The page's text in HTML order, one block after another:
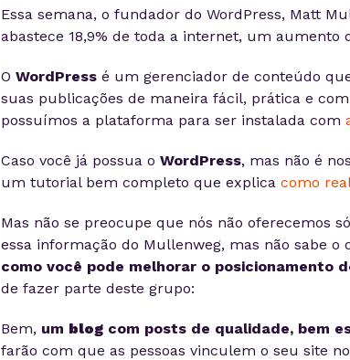
Essa semana, o fundador do WordPress, Matt
abastece 18,9% de toda a internet, um aumento
O WordPressé um gerenciador de conteúdo
suas publicações de maneira fácil, prática e
possuímos a plataforma para ser instalada com
Caso você já possua o WordPress, mas não é
um tutorial bem completo que explica como
Mas não se preocupe que nós não oferecemos
essa informação do Mullenweg, mas não sabe
como você pode melhorar o posicionamento
de fazer parte deste grupo:
Bem, um blogcom posts de qualidade, bem
farão com que as pessoas vinculem o seu site